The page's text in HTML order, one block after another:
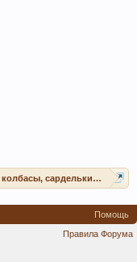
сардельки, сосиски
Помощь
Правила Форума